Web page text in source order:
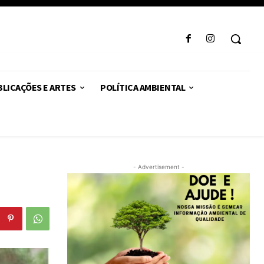
E ARTES POLÍTICA AMBIENTAL
- Advertisement -